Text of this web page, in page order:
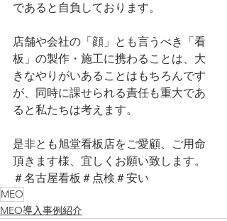
であると自負しております。
店舗や会社の「顔」とも言うべき「看
板」の製作・施工に携わることは、大
きなやりがいあることはもちろんです
が、同時に課せられる責任も重大であ
ると私たちは考えます。
是非とも旭堂看板店をご愛顧、ご用命
頂きます様、宜しくお願い致します。
＃名古屋看板＃点検＃安い
MEO
MEO導入事例紹介